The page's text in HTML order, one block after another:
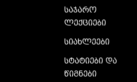
საჯარო
ლექციები
სიახლეები
სტატიები და
წიგნები